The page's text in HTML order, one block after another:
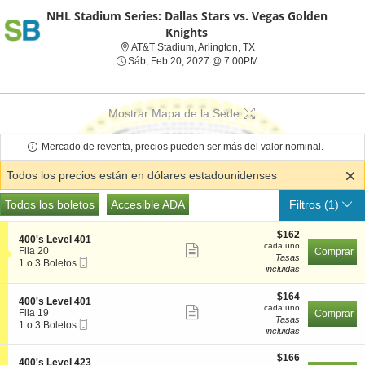
NHL Stadium Series: Dallas Stars vs. Vegas Golden
Knights
AT&T Stadium, Arlington, TXAT&T Stadium,
Sáb, Feb 20, 2027 @ 7:00PM
Mostrar Mapa de la Sede
Mercado de reventa, precios pueden ser más del valor nominal.
Todos los precios están en dólares estadounidenses
Tipos
de
Todas las entradas
Todos los boletos Accesible ADA
Accesible ADA Filtros(1)
S
e
c
i
ó
n
4
0
0
400's Level 401
Fila 20
1
3
Boletos
disponible
1 o 3 Boletos
detalles
$162
cada
uno
$162
cada uno
Tasas
incluidas
Comprar
S
e
c
i
ó
400's Level 401
Fila 19
1
3
Boletos
1 o 3 Boletos
detalles
$164
cada
uno
$164
cada uno
Tasas
incluidas
Comprar
S
400's Level 423
$166
$166